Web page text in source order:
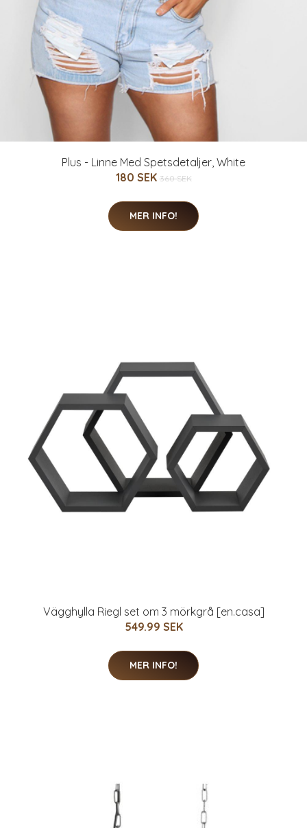
Plus - Linne Med Spetsdetaljer, White
180 SEK 360 SEK
MER INFO!
Vägghylla Riegl set om 3 mörkgrå [en.casa]
549.99 SEK
MER INFO!